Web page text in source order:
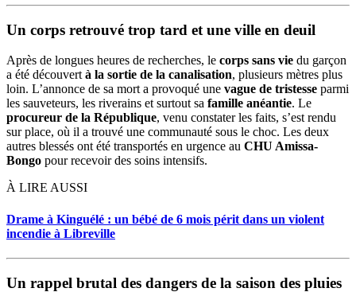
Un corps retrouvé trop tard et une ville en deuil
Après de longues heures de recherches, le corps sans vie du garçon
a été découvert à la sortie de la canalisation, plusieurs mètres plus
loin. L’annonce de sa mort a provoqué une vague de tristesse parmi
les sauveteurs, les riverains et surtout sa famille anéantie. Le
procureur de la République, venu constater les faits, s’est rendu
sur place, où il a trouvé une communauté sous le choc. Les deux
autres blessés ont été transportés en urgence au CHU Amissa-
Bongo pour recevoir des soins intensifs.
À LIRE AUSSI
Drame à Kinguélé : un bébé de 6 mois périt dans un violent
incendie à Libreville
Un rappel brutal des dangers de la saison des pluies